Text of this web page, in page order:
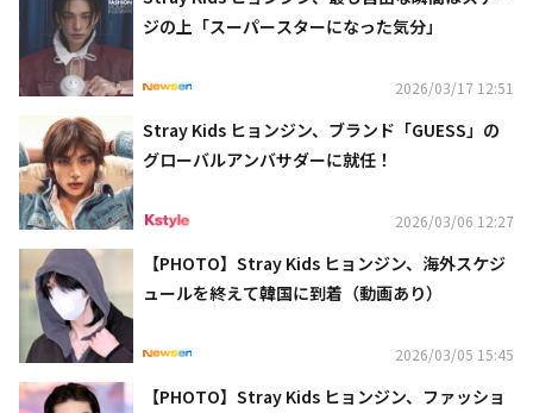
ジの上「スーパースターになった気分」
2026/03/17 12:51
Stray Kids ヒョンジン、ブランド「GUESS」の
グローバルアンバサダーに就任！
2026/03/06 12:27
【PHOTO】Stray Kids ヒョンジン、海外スケジ
ュールを終えて韓国に到着（動画あり）
2026/03/05 15:45
【PHOTO】Stray Kids ヒョンジン、ファッショ